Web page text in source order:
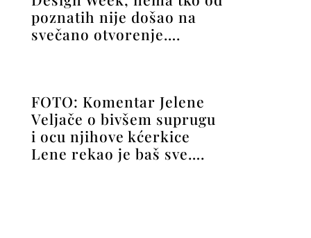
poznatih nije došao na
svečano otvorenje….
FOTO: Komentar Jelene
Veljače o bivšem suprugu
i ocu njihove kćerkice
Lene rekao je baš sve….